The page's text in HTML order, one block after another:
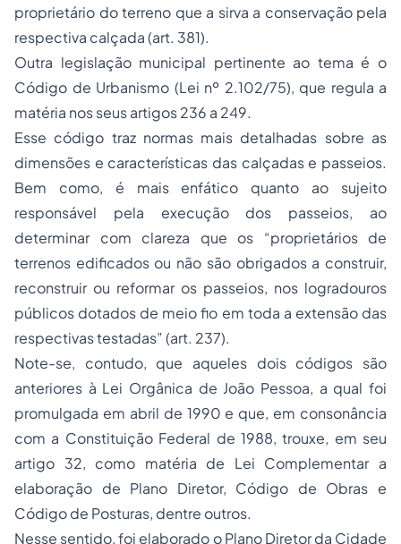
proprietário do terreno que a sirva a conservação pela
respectiva calçada (art. 381).
Outra legislação municipal pertinente ao tema é o
Código de Urbanismo (Lei nº 2.102/75), que regula a
matéria nos seus artigos 236 a 249.
Esse código traz normas mais detalhadas sobre as
dimensões e características das calçadas e passeios.
Bem como, é mais enfático quanto ao sujeito
responsável pela execução dos passeios, ao
determinar com clareza que os “proprietários de
terrenos edificados ou não são obrigados a construir,
reconstruir ou reformar os passeios, nos logradouros
públicos dotados de meio fio em toda a extensão das
respectivas testadas” (art. 237).
Note-se, contudo, que aqueles dois códigos são
anteriores à Lei Orgânica de João Pessoa, a qual foi
promulgada em abril de 1990 e que, em consonância
com a Constituição Federal de 1988, trouxe, em seu
artigo 32, como matéria de Lei Complementar a
elaboração de Plano Diretor, Código de Obras e
Código de Posturas, dentre outros.
Nesse sentido, foi elaborado o Plano Diretor da Cidade